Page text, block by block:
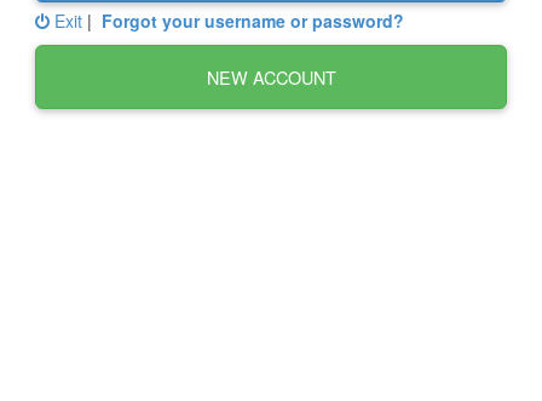
Exit | Forgot your username or password?
NEW ACCOUNT